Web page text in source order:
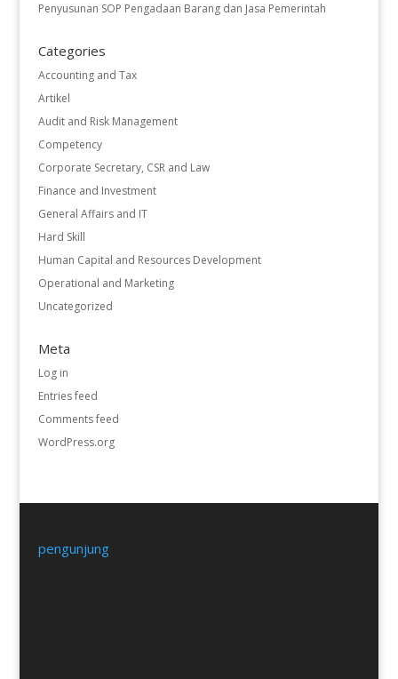
Penyusunan SOP Pengadaan Barang dan Jasa Pemerintah
Categories
Accounting and Tax
Artikel
Audit and Risk Management
Competency
Corporate Secretary, CSR and Law
Finance and Investment
General Affairs and IT
Hard Skill
Human Capital and Resources Development
Operational and Marketing
Uncategorized
Meta
Log in
Entries feed
Comments feed
WordPress.org
pengunjung